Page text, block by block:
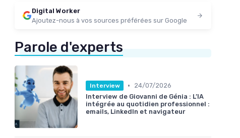
Digital Worker
Ajoutez-nous à vos sources préférées sur Google
Parole d'experts
Interview •
24/07/2026
Interview de Giovanni de Génia : L’IA
intégrée au quotidien professionnel :
emails, LinkedIn et navigateur